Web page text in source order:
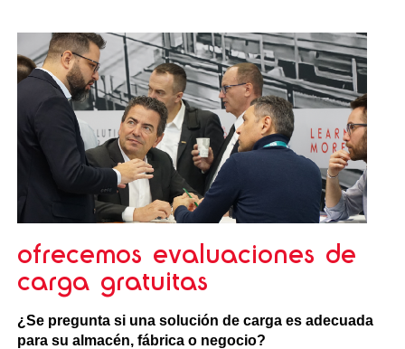
ofrecemos evaluaciones de
carga gratuitas
¿Se pregunta si una solución de carga es adecuada
para su almacén, fábrica o negocio?